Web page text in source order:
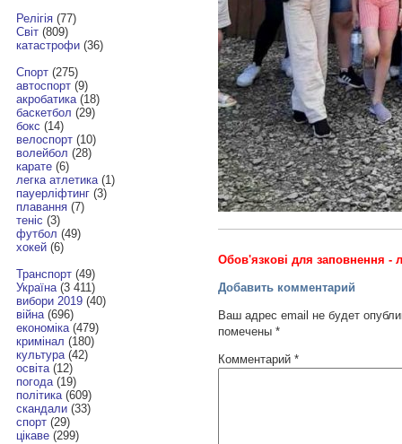
Релігія(77)
Світ(809)
катастрофи(36)
Спорт(275)
автоспорт(9)
акробатика(18)
баскетбол (29)
бокс (14)
велоспорт(10)
волейбол (28)
карате(6)
легка атлетика(1)
пауерліфтинг(3)
плавання(7)
теніс (3)
футбол (49)
хокей(6)
Транспорт(49)
Україна(3 411)
вибори 2019(40)
війна(696)
економіка(479)
кримінал (180)
культура(42)
освіта(12)
погода(19)
політика(609)
скандали(33)
спорт(29)
цікаве(299)
Обов'язкові для заповнення -
Добавить комментарий
Ваш адрес email не будет
помечены *
Комментарий *